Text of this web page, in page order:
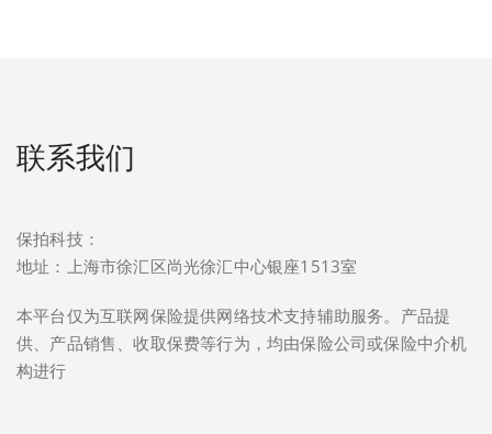
联系我们
保拍科技：
地址：上海市徐汇区尚光徐汇中心银座1513室
本平台仅为互联网保险提供网络技术支持辅助服务。产品提
供、产品销售、收取保费等行为，均由保险公司或保险中介机
构进行